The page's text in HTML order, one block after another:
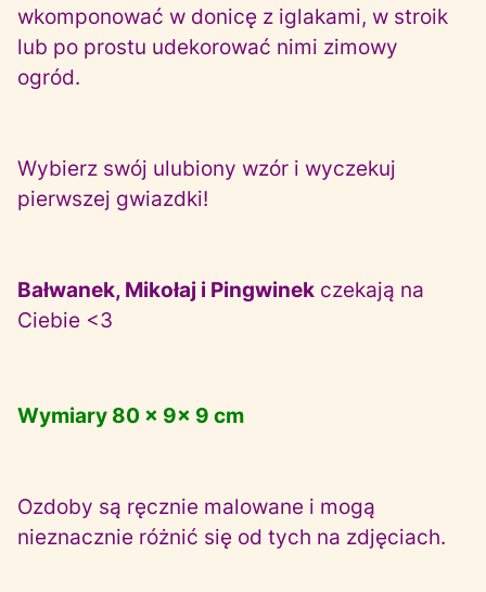
wkomponować w donicę z iglakami, w stroik
lub po prostu udekorować nimi zimowy
ogród.
Wybierz swój ulubiony wzór i wyczekuj
pierwszej gwiazdki!
Bałwanek, Mikołaj i Pingwinek czekają na
Ciebie <3
Wymiary 80 x 9x 9 cm
Ozdoby są ręcznie malowane i mogą
nieznacznie różnić się od tych na zdjęciach.